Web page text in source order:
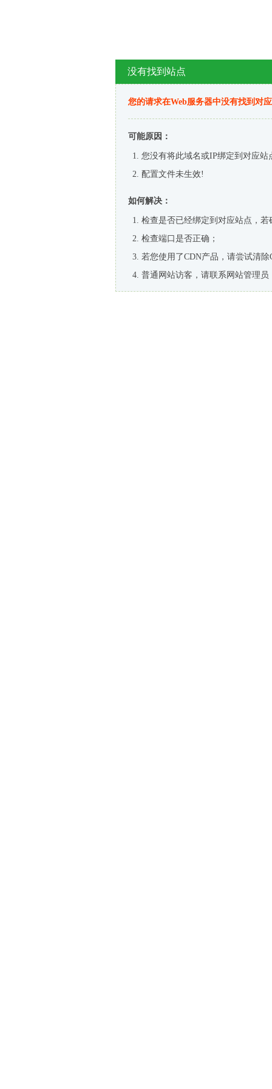
没有找到站点
您的请求在Web服务器中没有找到对
可能原因：
您没有将此域名或IP绑定到对应站
配置文件未生效!
如何解决：
检查是否已经绑定到对应站点，
检查端口是否正确；
若您使用了CDN产品，请尝试清除
普通网站访客，请联系网站管理员